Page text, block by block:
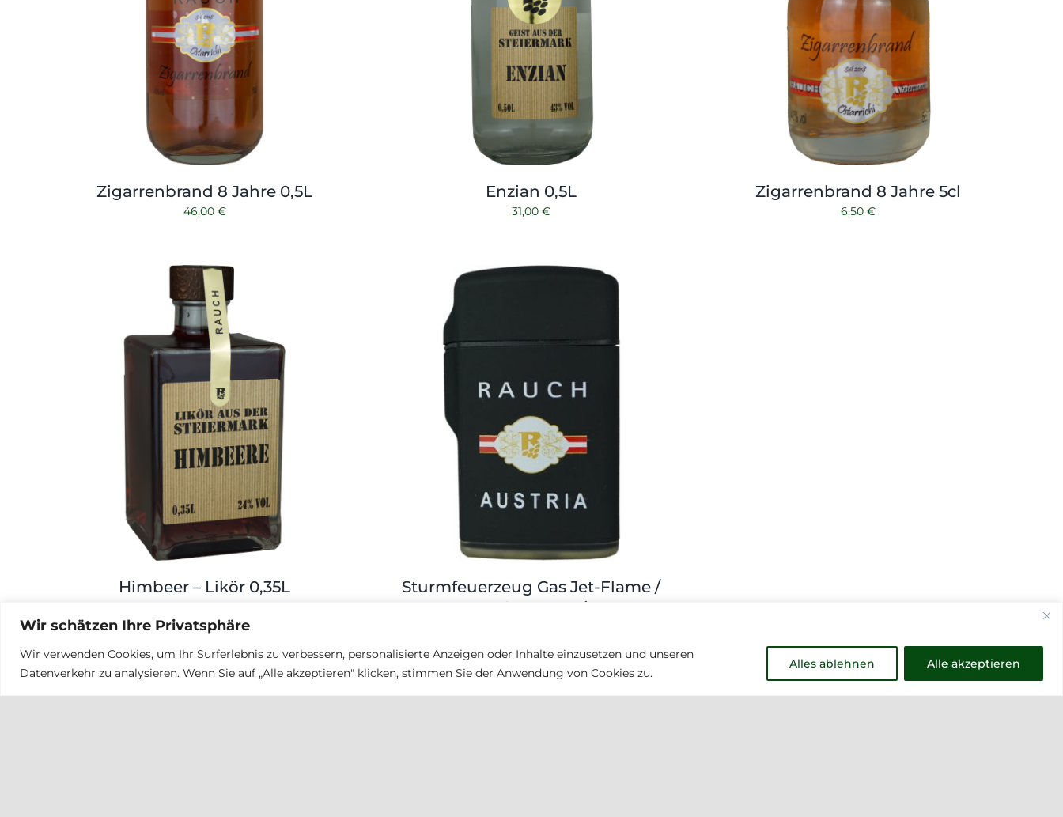
Wir schätzen Ihre Privatsphäre
Wir verwenden Cookies, um Ihr Surferlebnis zu verbessern, personalisierte Anzeigen oder Inhalte einzusetzen und unseren
Datenverkehr zu analysieren. Wenn Sie auf „Alle akzeptieren" klicken, stimmen Sie der Anwendung von Cookies zu.
Alles ablehnen Alle akzeptieren
Zigarrenbrand 8 Jahre 0,5L
46,00 €
Enzian 0,5L
31,00€
Zigarrenbrand 8 Jahre 5cl
6,50€
Himbeer – Likör 0,35L
Sturmfeuerzeug Gas Jet-Flame /
RAUCH – Austria